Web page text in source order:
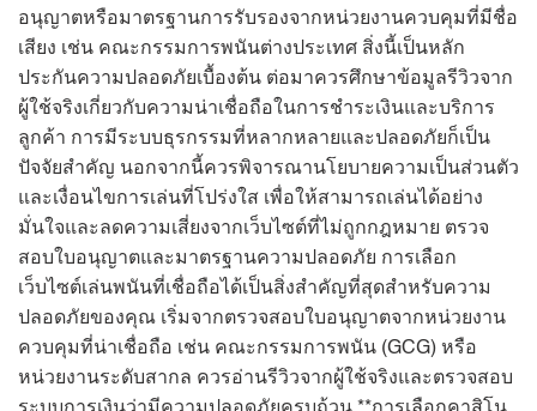
อนุญาตหรือมาตรฐานการรับรองจากหน่วยงานควบคุมที่มีชื่อ
เสียง เช่น คณะกรรมการพนันต่างประเทศ สิ่งนี้เป็นหลัก
ประกันความปลอดภัยเบื้องต้น ต่อมาควรศึกษาข้อมูลรีวิวจาก
ผู้ใช้จริงเกี่ยวกับความน่าเชื่อถือในการชำระเงินและบริการ
ลูกค้า การมีระบบธุรกรรมที่หลากหลายและปลอดภัยก็เป็น
ปัจจัยสำคัญ นอกจากนี้ควรพิจารณานโยบายความเป็นส่วนตัว
และเงื่อนไขการเล่นที่โปร่งใส เพื่อให้สามารถเล่นได้อย่าง
มั่นใจและลดความเสี่ยงจากเว็บไซต์ที่ไม่ถูกกฎหมาย ตรวจ
สอบใบอนุญาตและมาตรฐานความปลอดภัย การเลือก
เว็บไซต์เล่นพนันที่เชื่อถือได้เป็นสิ่งสำคัญที่สุดสำหรับความ
ปลอดภัยของคุณ เริ่มจากตรวจสอบใบอนุญาตจากหน่วยงาน
ควบคุมที่น่าเชื่อถือ เช่น คณะกรรมการพนัน (GCG) หรือ
หน่วยงานระดับสากล ควรอ่านรีวิวจากผู้ใช้จริงและตรวจสอบ